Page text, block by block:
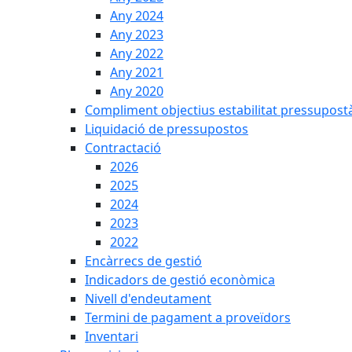
Any 2024
Any 2023
Any 2022
Any 2021
Any 2020
Compliment objectius estabilitat
Liquidació de pressupostos
Contractació
2026
2025
2024
2023
2022
Encàrrecs de gestió
Indicadors de gestió econòmica
Nivell d'endeutament
Termini de pagament a proveïdors
Inventari